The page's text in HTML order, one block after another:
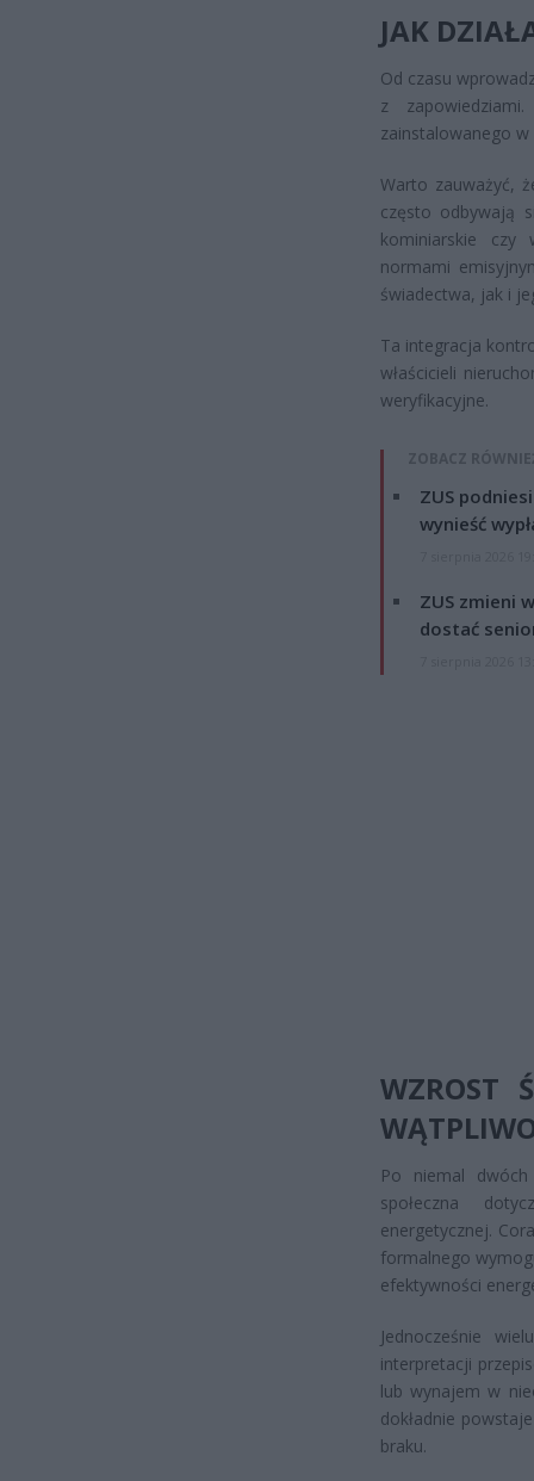
JAK
Od czasu
z
zainstalowanego
Warto zauważyć,
często odbywają
kominiarskie czy
normami
świadectwa, jak i
Ta integracja
właścicieli
weryfikacyjne.
ZOBACZ
ZUS
wynieść
ZUS zmieni
dostać
WZROST
Po niemal
społeczna
energetycznej.
formalnego
efektywności
Jednocześnie
interpretacji
lub wynajem w
dokładnie
braku.